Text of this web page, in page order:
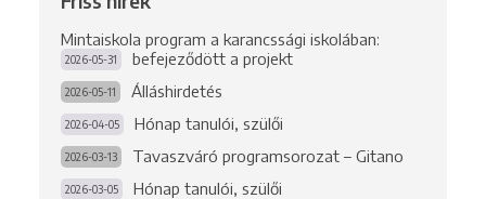
Mintaiskola program a karancssági iskolában:
befejeződött a projekt
2026-05-31
Álláshirdetés
2026-05-11
Hónap tanulói, szülői
2026-04-05
Tavaszváró programsorozat – Gitano
2026-03-13
Hónap tanulói, szülői
2026-03-05